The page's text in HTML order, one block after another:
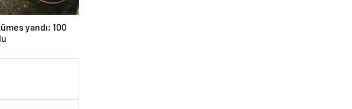
yandı; 100